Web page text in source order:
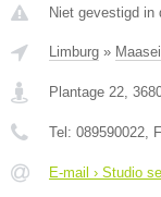
Niet gevestigd in
Limburg »
Plantage 22
Tel: 089590022 ,
E-mail › Studio